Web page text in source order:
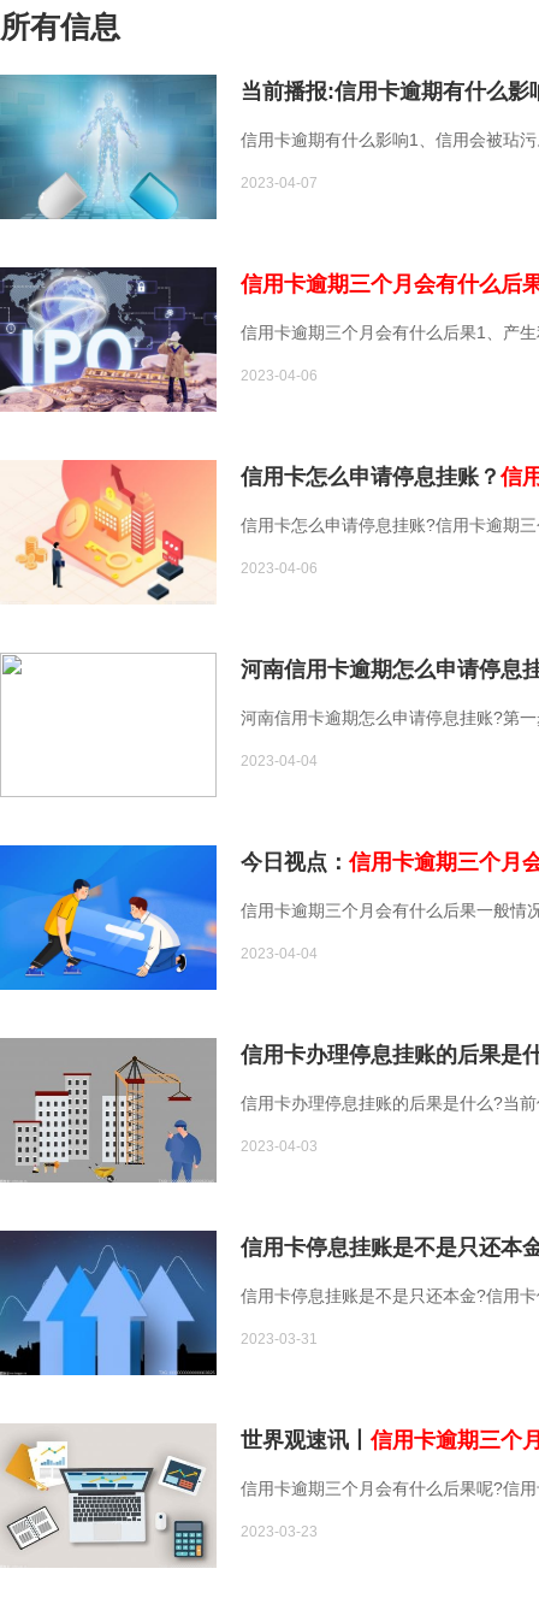
所有信息
当前播报:信用卡逾期有什么影
信用卡逾期有什么影响1、信用会被玷
2023-04-07
信用卡逾期三个月会有什么后
信用卡逾期三个月会有什么后果1、产
2023-04-06
信用卡怎么申请停息挂账？ 信
信用卡怎么申请停息挂账?信用卡逾期
2023-04-06
河南信用卡逾期怎么申请停息
河南信用卡逾期怎么申请停息挂账?第
2023-04-04
今日视点： 信用卡逾期三个月
信用卡逾期三个月会有什么后果一般情
2023-04-04
信用卡办理停息挂账的后果是
信用卡办理停息挂账的后果是什么?当
2023-04-03
信用卡停息挂账是不是只还本
信用卡停息挂账是不是只还本金?信用
2023-03-31
世界观速讯丨 信用卡逾期三个
信用卡逾期三个月会有什么后果呢?信
2023-03-23